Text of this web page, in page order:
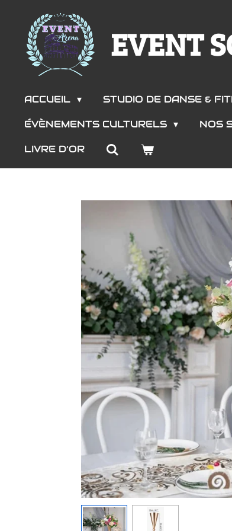
contenu
principal
EVENT
ACCUEIL STUDIO DE DANSE &
ÉVÈNEMENTS CULTURELS
NOS
LIVRE D’OR